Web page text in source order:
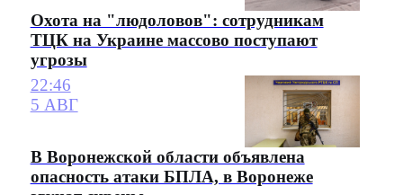
Охота на "людоловов": сотрудникам
ТЦК на Украине массово поступают
угрозы
22:46
5 АВГ
В Воронежской области объявлена
опасность атаки БПЛА, в Воронеже